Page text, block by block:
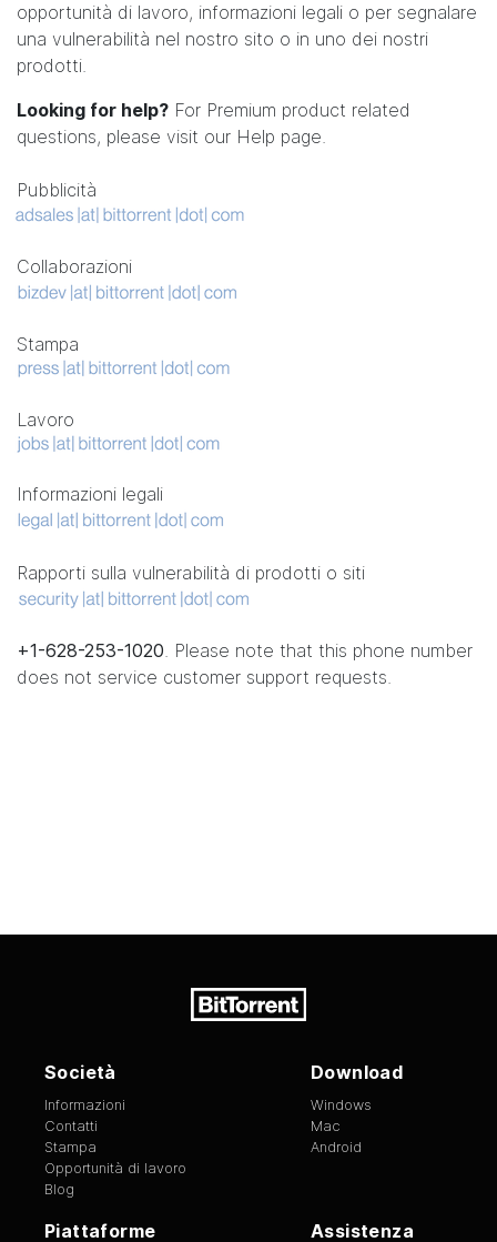
opportunità di lavoro, informazioni legali o per segnalare
una vulnerabilità nel nostro sito o in uno dei nostri
prodotti.
Looking for help? For Premium product related
questions, please visit our Help page.
Pubblicità
Collaborazioni
Stampa
Lavoro
Informazioni legali
Rapporti sulla vulnerabilità di prodotti o siti
+1-628-253-1020. Please note that this phone number
does not service customer support requests.
Società
Informazioni
Contatti
Stampa
Opportunità di lavoro
Blog
Download
Windows
Mac
Android
Piattaforme Assistenza